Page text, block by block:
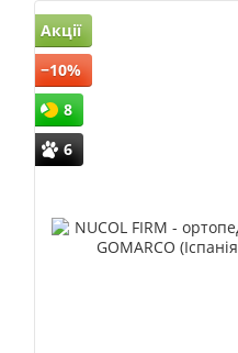
Акції
−10%
8
6